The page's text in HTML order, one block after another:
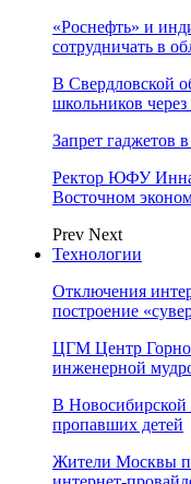
«Роснефть» и
сотрудничать в
В Свердловской
школьников через
Запрет гаджетов
Ректор ЮФУ Инна
Восточном
Prev Next
Технологии
Отключения
построение
ЦГМ Центр
инженерной
В Новосибирской
пропавших детей
Жители Москвы